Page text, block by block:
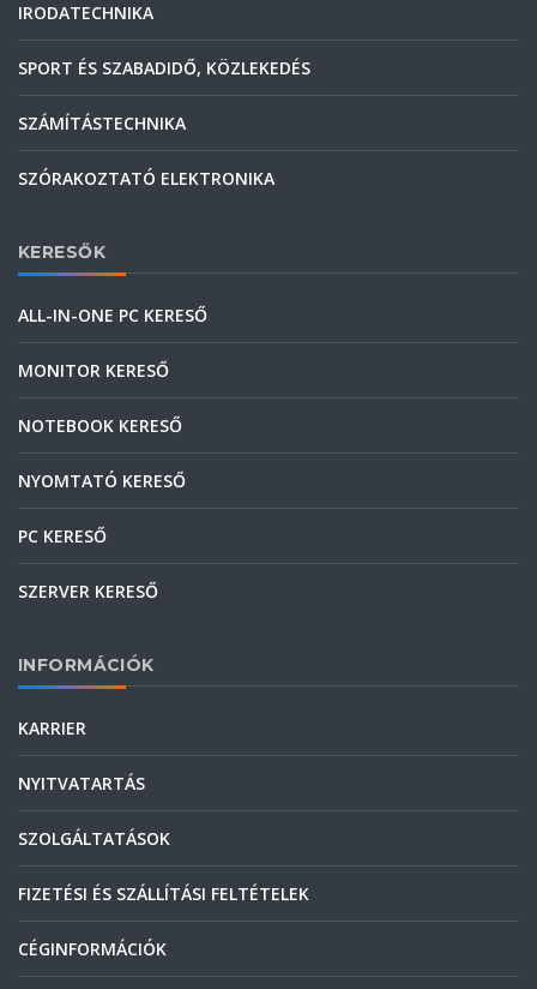
IRODATECHNIKA
SPORT ÉS SZABADIDŐ, KÖZLEKEDÉS
SZÁMÍTÁSTECHNIKA
SZÓRAKOZTATÓ ELEKTRONIKA
KERESŐK
ALL-IN-ONE PC KERESŐ
MONITOR KERESŐ
NOTEBOOK KERESŐ
NYOMTATÓ KERESŐ
PC KERESŐ
SZERVER KERESŐ
INFORMÁCIÓK
KARRIER
NYITVATARTÁS
SZOLGÁLTATÁSOK
FIZETÉSI ÉS SZÁLLÍTÁSI FELTÉTELEK
CÉGINFORMÁCIÓK